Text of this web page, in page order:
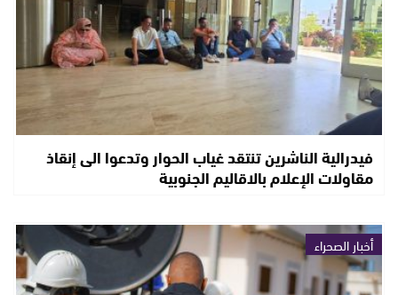
فيدرالية الناشرين تنتقد غياب الحوار وتدعوا الى إنقاذ
مقاولات الإعلام بالاقاليم الجنوبية
أخبار الصحراء